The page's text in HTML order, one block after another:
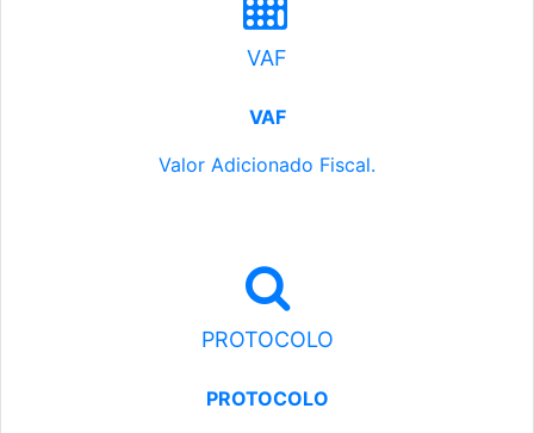
VAF
VAF
Valor Adicionado Fiscal.
PROTOCOLO
PROTOCOLO